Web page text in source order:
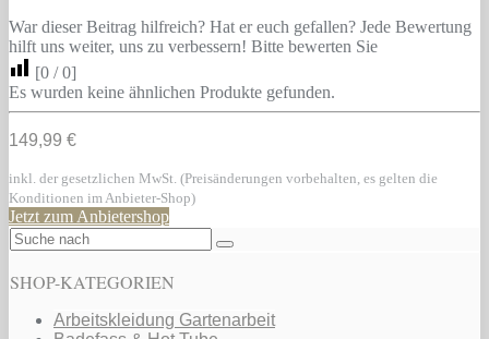
War dieser Beitrag hilfreich? Hat er euch gefallen? Jede Bewertung
hilft uns weiter, uns zu verbessern! Bitte bewerten Sie
[0 /0]
Es wurden keine ähnlichen Produkte gefunden.
149,99 €
inkl. der gesetzlichen MwSt. (Preisänderungen vorbehalten, es gelten die
Konditionen im Anbieter-Shop)
Jetzt zum Anbietershop
SHOP-KATEGORIEN
Arbeitskleidung Gartenarbeit